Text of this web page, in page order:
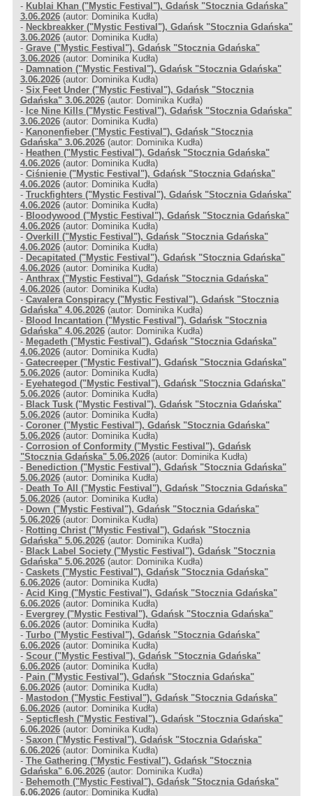
- Kublai Khan ("Mystic Festival"), Gdańsk "Stocznia Gdańska"
3.06.2026(autor: Dominika Kudła)
- Neckbreakker ("Mystic Festival"), Gdańsk "Stocznia Gdańska"
3.06.2026(autor: Dominika Kudła)
- Grave ("Mystic Festival"), Gdańsk "Stocznia Gdańska"
3.06.2026(autor: Dominika Kudła)
- Damnation ("Mystic Festival"), Gdańsk "Stocznia Gdańska"
3.06.2026(autor: Dominika Kudła)
- Six Feet Under ("Mystic Festival"), Gdańsk "Stocznia
Gdańska" 3.06.2026(autor: Dominika Kudła)
- Ice Nine Kills ("Mystic Festival"), Gdańsk "Stocznia Gdańska"
3.06.2026(autor: Dominika Kudła)
- Kanonenfieber ("Mystic Festival"), Gdańsk "Stocznia
Gdańska" 3.06.2026(autor: Dominika Kudła)
- Heathen ("Mystic Festival"), Gdańsk "Stocznia Gdańska"
4.06.2026(autor: Dominika Kudła)
- Ciśnienie ("Mystic Festival"), Gdańsk "Stocznia Gdańska"
4.06.2026(autor: Dominika Kudła)
- Truckfighters ("Mystic Festival"), Gdańsk "Stocznia Gdańska"
4.06.2026(autor: Dominika Kudła)
- Bloodywood ("Mystic Festival"), Gdańsk "Stocznia Gdańska"
4.06.2026(autor: Dominika Kudła)
- Overkill ("Mystic Festival"), Gdańsk "Stocznia Gdańska"
4.06.2026(autor: Dominika Kudła)
- Decapitated ("Mystic Festival"), Gdańsk "Stocznia Gdańska"
4.06.2026(autor: Dominika Kudła)
- Anthrax ("Mystic Festival"), Gdańsk "Stocznia Gdańska"
4.06.2026(autor: Dominika Kudła)
- Cavalera Conspiracy ("Mystic Festival"), Gdańsk "Stocznia
Gdańska" 4.06.2026(autor: Dominika Kudła)
- Blood Incantation ("Mystic Festival"), Gdańsk "Stocznia
Gdańska" 4.06.2026(autor: Dominika Kudła)
- Megadeth ("Mystic Festival"), Gdańsk "Stocznia Gdańska"
4.06.2026(autor: Dominika Kudła)
- Gatecreeper ("Mystic Festival"), Gdańsk "Stocznia Gdańska"
5.06.2026(autor: Dominika Kudła)
- Eyehategod ("Mystic Festival"), Gdańsk "Stocznia Gdańska"
5.06.2026(autor: Dominika Kudła)
- Black Tusk ("Mystic Festival"), Gdańsk "Stocznia Gdańska"
5.06.2026(autor: Dominika Kudła)
- Coroner ("Mystic Festival"), Gdańsk "Stocznia Gdańska"
5.06.2026(autor: Dominika Kudła)
- Corrosion of Conformity ("Mystic Festival"), Gdańsk
"Stocznia Gdańska" 5.06.2026(autor: Dominika Kudła)
- Benediction ("Mystic Festival"), Gdańsk "Stocznia Gdańska"
5.06.2026(autor: Dominika Kudła)
- Death To All ("Mystic Festival"), Gdańsk "Stocznia Gdańska"
5.06.2026(autor: Dominika Kudła)
- Down ("Mystic Festival"), Gdańsk "Stocznia Gdańska"
5.06.2026(autor: Dominika Kudła)
- Rotting Christ ("Mystic Festival"), Gdańsk "Stocznia
Gdańska" 5.06.2026(autor: Dominika Kudła)
- Black Label Society ("Mystic Festival"), Gdańsk "Stocznia
Gdańska" 5.06.2026(autor: Dominika Kudła)
- Caskets ("Mystic Festival"), Gdańsk "Stocznia Gdańska"
6.06.2026(autor: Dominika Kudła)
- Acid King ("Mystic Festival"), Gdańsk "Stocznia Gdańska"
6.06.2026(autor: Dominika Kudła)
- Evergrey ("Mystic Festival"), Gdańsk "Stocznia Gdańska"
6.06.2026(autor: Dominika Kudła)
- Turbo ("Mystic Festival"), Gdańsk "Stocznia Gdańska"
6.06.2026(autor: Dominika Kudła)
- Scour ("Mystic Festival"), Gdańsk "Stocznia Gdańska"
6.06.2026(autor: Dominika Kudła)
- Pain ("Mystic Festival"), Gdańsk "Stocznia Gdańska"
6.06.2026(autor: Dominika Kudła)
- Mastodon ("Mystic Festival"), Gdańsk "Stocznia Gdańska"
6.06.2026(autor: Dominika Kudła)
- Septicflesh ("Mystic Festival"), Gdańsk "Stocznia Gdańska"
6.06.2026(autor: Dominika Kudła)
- Saxon ("Mystic Festival"), Gdańsk "Stocznia Gdańska"
6.06.2026(autor: Dominika Kudła)
- The Gathering ("Mystic Festival"), Gdańsk "Stocznia
Gdańska" 6.06.2026(autor: Dominika Kudła)
- Behemoth ("Mystic Festival"), Gdańsk "Stocznia Gdańska"
6.06.2026(autor: Dominika Kudła)